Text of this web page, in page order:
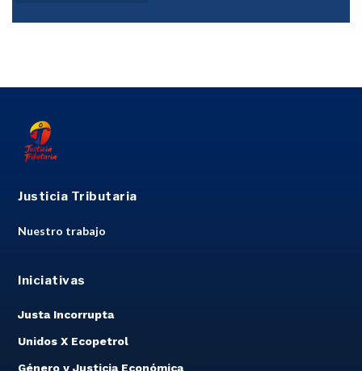
Justicia Tributaria
Nuestro trabajo
Iniciativas
Justa Incorrupta
Unidos X Ecopetrol
Género y Justicia Económica